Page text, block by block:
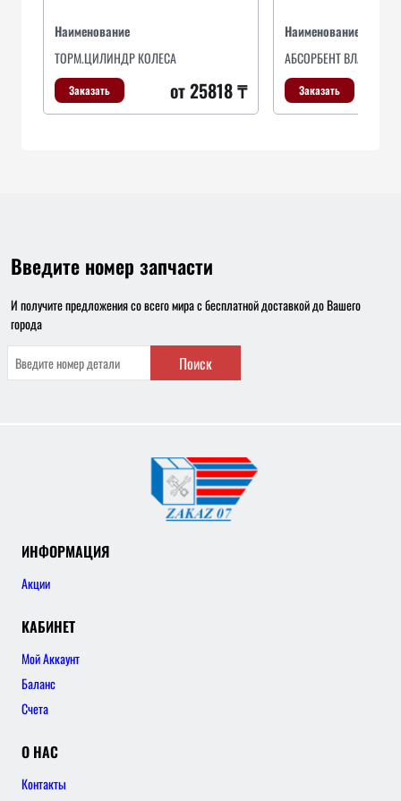
Наименование
ТОРМ.ЦИЛИНДР КОЛЕСА
Заказать от 25818 ₸
Наименование
АБСОРБЕНТ ВЛАГИ
Заказать
Введите номер запчасти
И получите предложения со всего мира с бесплатной доставкой до Вашего
города
Поиск
ИНФОРМАЦИЯ
Акции
КАБИНЕТ
Мой Аккаунт
Баланс
Счета
О НАС
Контакты